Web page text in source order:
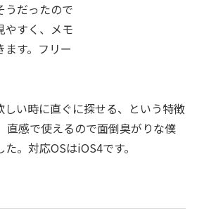
うだったので
やすく、メモ
す。フリー
しい時に直ぐに探せる、という特徴
直感で使えるので面倒臭がりな僕
。対応OSはiOS4です。